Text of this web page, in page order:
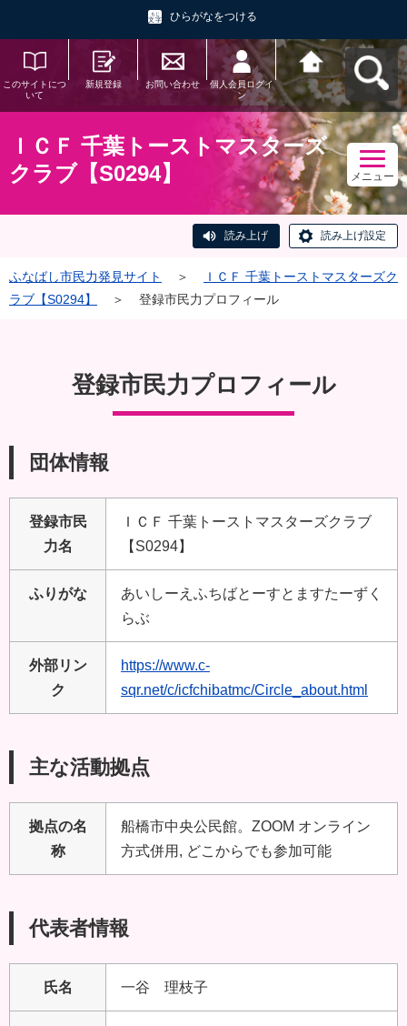
ひらがなをつける
このサイトにつ
いて
新規登録 お問い合わせ
個人会員ログイ
ン
ふなばし市民力
発見サイトへ戻
ＩＣＦ 千葉トーストマスターズ
クラブ【S0294】
メニュー
読み上げ 読み上げ設定
ふなばし市民力発見サイト ＞
ＩＣＦ 千葉トーストマスターズク
ラブ【S0294】
＞ 登録市民力プロフィール
登録市民力プロフィール
団体情報
登録市民
力名
ＩＣＦ 千葉トーストマスターズクラブ
【S0294】
ふりがな
あいしーえふちばとーすとますたーずく
らぶ
外部リン
ク
https://www.c-
sqr.net/c/icfchibatmc/Circle_about.html
主な活動拠点
拠点の名
称
船橋市中央公民館。ZOOM オンライン
方式併用, どこからでも参加可能
代表者情報
氏名 一谷 理枝子